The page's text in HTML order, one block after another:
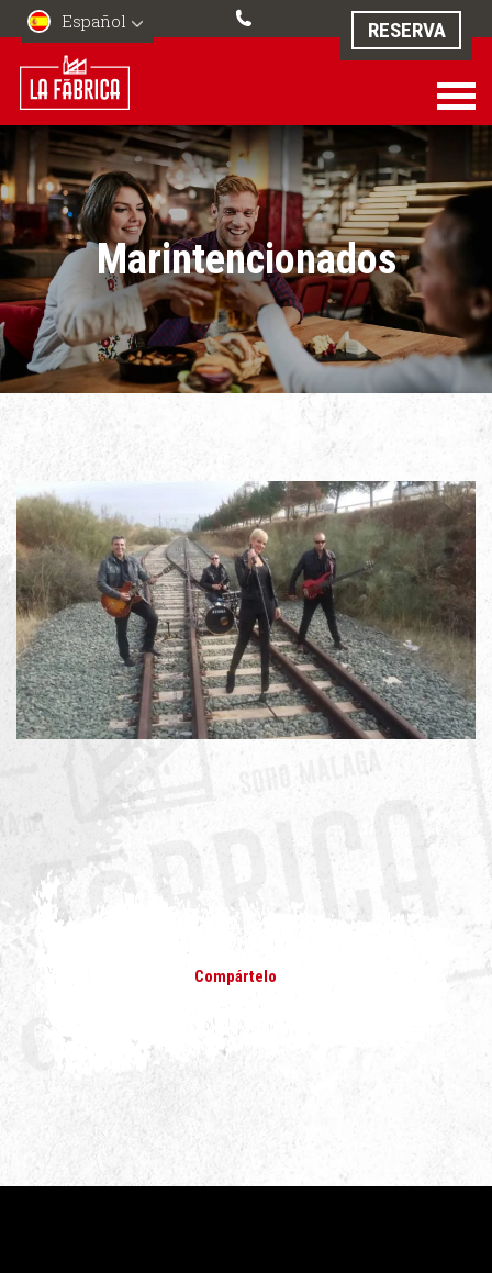
Español RESERVA
Marintencionados
Compártelo